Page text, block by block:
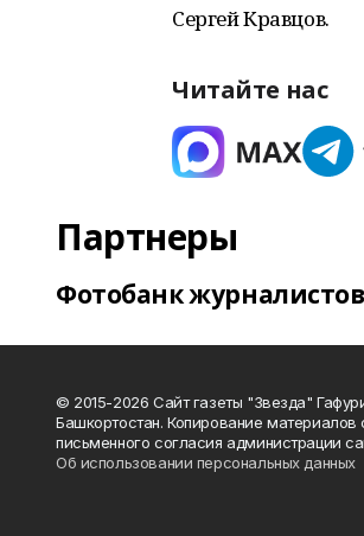
Сергей Кравцов.
Читайте нас
Партнеры
Фотобанк
© 2015-2026 Сайт газеты "Звезда"
Башкортостан. Копирование материалов
письменного согласия администрации
Об использовании персональных данных